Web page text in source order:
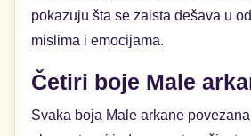
pokazuju šta se zaista dešava u
mislima i emocijama.
Četiri boje Male
Svaka boja Male arkane